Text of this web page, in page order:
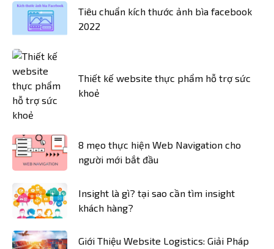
Tiêu chuẩn kích thước ảnh bìa facebook
2022
Thiết kế website thực phẩm hỗ trợ sức
khoẻ
8 mẹo thực hiện Web Navigation cho
người mới bắt đầu
Insight là gì? tại sao cần tìm insight
khách hàng?
Giới Thiệu Website Logistics: Giải Pháp